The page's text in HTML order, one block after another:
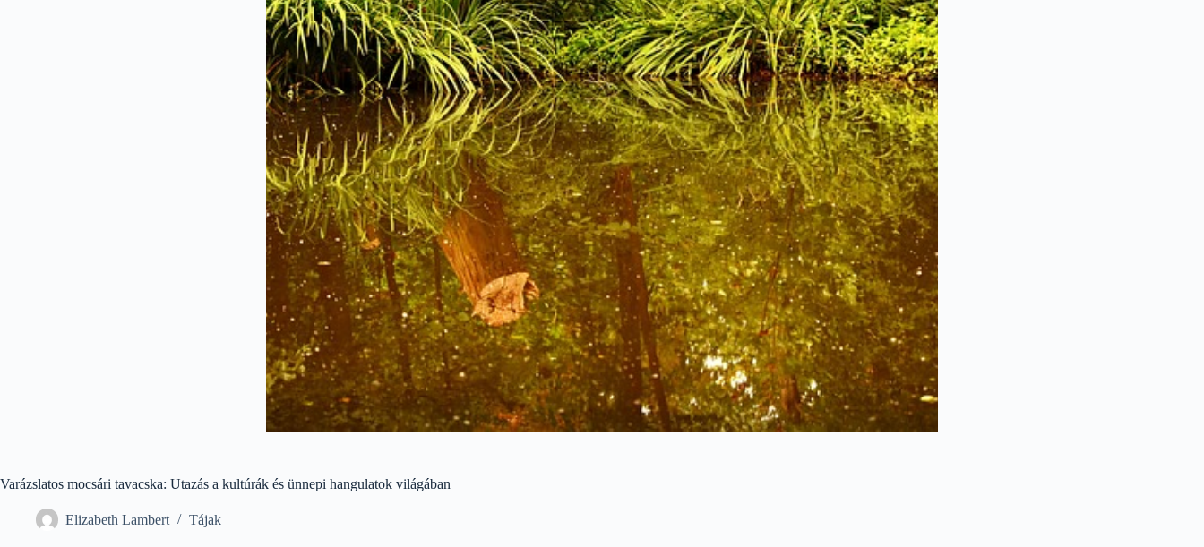
Varázslatos mocsári tavacska: Utazás a kultúrák és ünnepi hangulatok világában
Elizabeth Lambert Tájak